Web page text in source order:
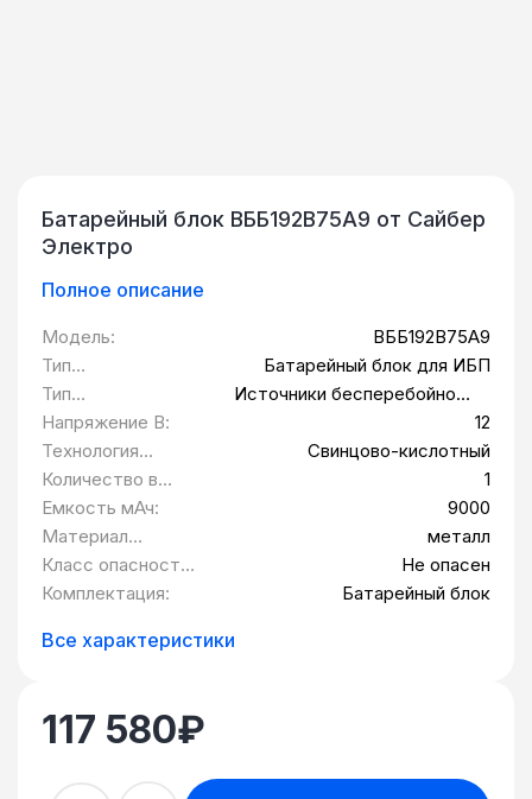
Батарейный блок ВББ192В75А9 от Сайбер
Электро
Полное описание
Модель:
ВББ192В75А9
Тип
оборудования:
Батарейный блок для ИБП
Тип
совместимого
оборудования:
Источники бесперебойного
Напряжение В:
12
Технология
производства:
Свинцово-кислотный
Количество в
упаковке шт:
1
Емкость мАч:
9000
Материал
корпуса:
металл
Класс опасности
товара:
Не опасен
Комплектация:
Батарейный блок
Все характеристики
117 580₽